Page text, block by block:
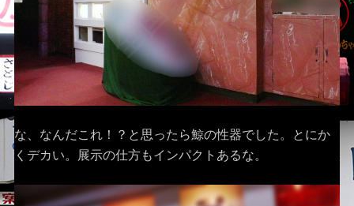
な、なんだこれ！？と思ったら鯨の性器でした。とにか
くデカい。展示の仕方もインパクトあるな。